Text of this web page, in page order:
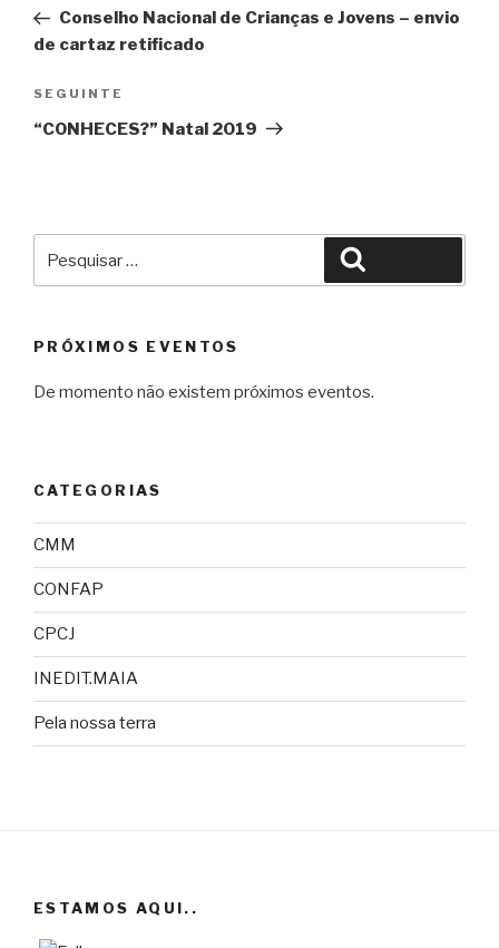
artigos
anterior
Conselho Nacional de Crianças e Jovens – envio
de cartaz retificado
Conteúdo
seguinte
SEGUINTE
“CONHECES?” Natal 2019
por:
PRÓXIMOS EVENTOS
De momento não existem próximos eventos.
CATEGORIAS
CMM
CONFAP
CPCJ
INEDIT.MAIA
Pela nossa terra
ESTAMOS AQUI..